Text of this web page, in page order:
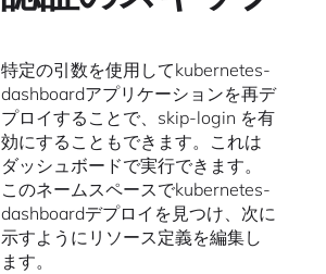
特定の引数を使用してkubernetes-
dashboardアプリケーションを再デ
プロイすることで、skip-login を有
効にすることもできます。これは
ダッシュボードで実行できます。
このネームスペースでkubernetes-
dashboardデプロイを見つけ、次に
示すようにリソース定義を編集し
ます。